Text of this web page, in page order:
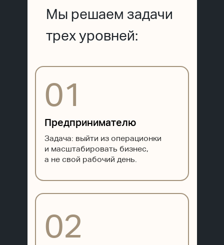
Мы решаем задачи
трех уровней:
02
01
Задача: выйти из операционки
и масштабировать бизнес,
а не свой рабочий день.
Предпринимателю